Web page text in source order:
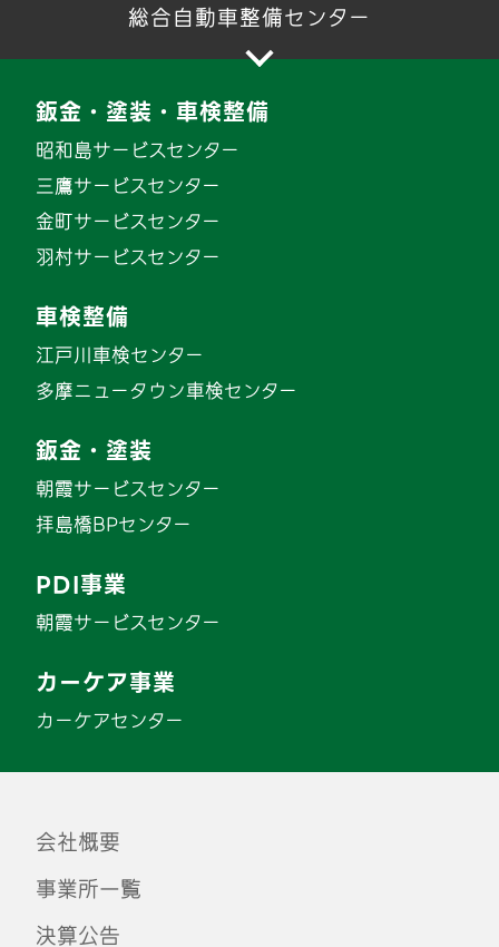
総合自動車整備センター
鈑金・塗装・車検整備
昭和島サービスセンター
三鷹サービスセンター
金町サービスセンター
羽村サービスセンター
車検整備
江戸川車検センター
多摩ニュータウン車検センター
鈑金・塗装
朝霞サービスセンター
拝島橋BPセンター
PDI事業
朝霞サービスセンター
カーケア事業
カーケアセンター
会社概要
事業所一覧
決算公告